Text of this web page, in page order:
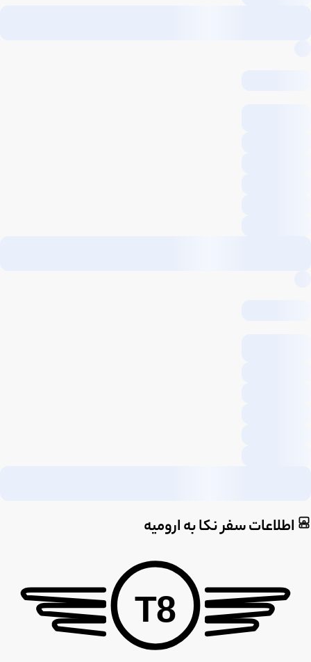
اطلاعات سفر نکا به ارومیه
T8